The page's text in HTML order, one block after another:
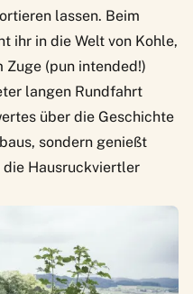
lassen. Beim
ihr in die Welt von Kohle,
Zuge (pun intended!)
langen Rundfahrt
über die Geschichte
sondern genießt
Hausruckviertler